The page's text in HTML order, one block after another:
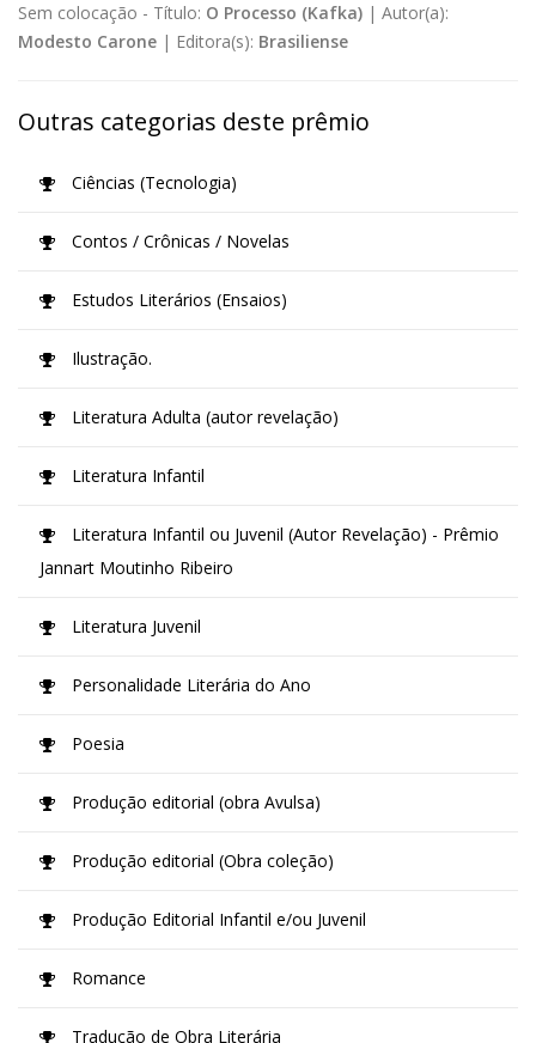
Sem colocação - Título: O Processo (Kafka) | Autor(a):
Modesto Carone | Editora(s): Brasiliense
Outras categorias deste prêmio
Ciências (Tecnologia)
Contos / Crônicas / Novelas
Estudos Literários (Ensaios)
Ilustração.
Literatura Adulta (autor revelação)
Literatura Infantil
Literatura Infantil ou Juvenil (Autor Revelação) - Prêmio
Jannart Moutinho Ribeiro
Literatura Juvenil
Personalidade Literária do Ano
Poesia
Produção editorial (obra Avulsa)
Produção editorial (Obra coleção)
Produção Editorial Infantil e/ou Juvenil
Romance
Tradução de Obra Literária